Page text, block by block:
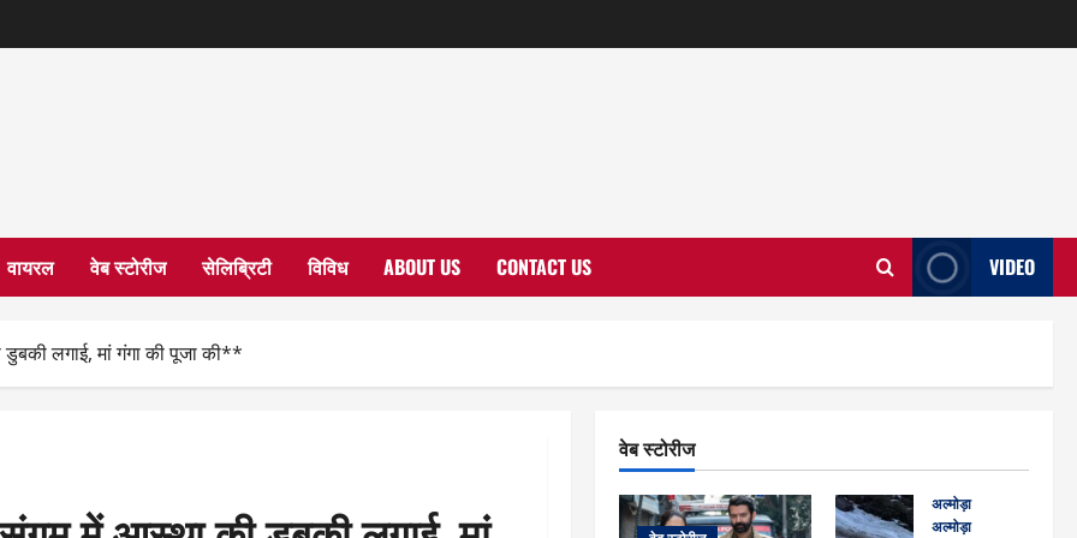
वायरल वेब स्टोरीज सेलिब्रिटी विविध ABOUT US CONTACT US VIDEO
लगाई, मां गंगा की पूजा की**
वेब स्टोरीज
अल्मोड़ा
अल्मोड़ा और इतिहास